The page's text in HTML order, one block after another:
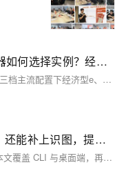
2核4G/4核8G/8核16G阿里云服务器如何选择实例？经济型e、通用算力型u2i与计算型c9i选哪个？
本文介绍了阿里云2核4G、4核8G、8核16G三档主流配置下经济型e、通用算力型u2i和计算型c9i三种实例的最新活动价格与适用场景。同配置下三者价差显著，以2核4G为例，经济型e低至599.93元/年，计算型c9i则高达1742.08元/年。文章详细解析了各实例的性能定位：经济型e适合轻负载入门场景，u2i兼顾稳定算力与性价比，c9i凭借第9代至强处理器与芯片级安全能力支撑高性能业务。同时提示用户可叠加满减优惠券享受折上折，建议根据业务负载与预算综合决策。
Codex 接入 DeepSeek-V4-Flash：还能补上识图，提供两套方案
Codex 接入 DeepSeek-V4-Flash 怎么配？本文覆盖 CLI 与桌面端，再用 qwen3-vl-flash 补识图，两套方案可直接照做